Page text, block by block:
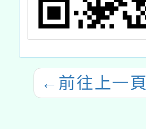
← 前往上一頁